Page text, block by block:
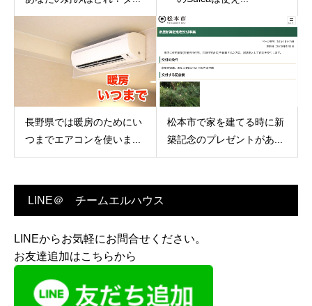
長野県では暖房のためにい
つまでエアコンを使いま...
松本市で家を建てる時に新
築記念のプレゼントがあ...
LINE＠ チームエルハウス
LINEからお気軽にお問合せください。
お友達追加はこちらから